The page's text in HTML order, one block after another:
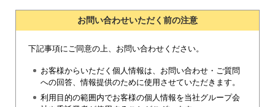
お問い合わせいただく前の注意
下記事項にご同意の上、お問い合わせください。
お客様からいただく個人情報は、お問い合わせ・ご質問
への回答、情報提供のために使用させていただきます。
利用目的の範囲内でお客様の個人情報を当社グループ会